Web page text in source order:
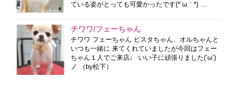
ている姿がとっても可愛かったです(*´ω｀*) …
チワワ/フェーちゃん
チワワ フェーちゃん ビスタちゃん、オルちゃんと
いつも一緒に 来てくれていましたが今回はフェー
ちゃん１人でご来店♩ いい子に頑張りました(‘ω’)
ノ （by松下）